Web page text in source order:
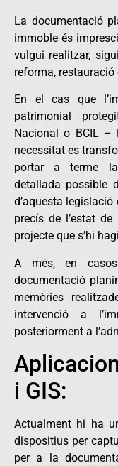
La documentació
immoble és
vulgui realitzar,
reforma,
En el cas que
patrimonial
Nacional o BCIL –
necessitat es
portar a terme la
detallada possible
d’aquesta
precís de l’estat
projecte que s’hi
A més, en
documentació
memòries
intervenció a
posteriorment a
i GIS:
Actualment hi ha
dispositius per
per a la